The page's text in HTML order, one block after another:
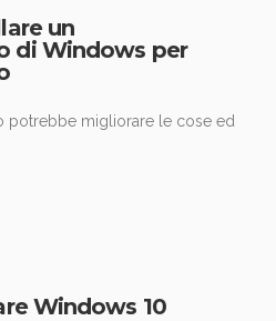
un
di Windows per
potrebbe migliorare le cose ed
Windows 10